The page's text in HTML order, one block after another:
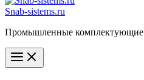
Snab-sistems.ru
Промышленные комплектующие
Main
Menu